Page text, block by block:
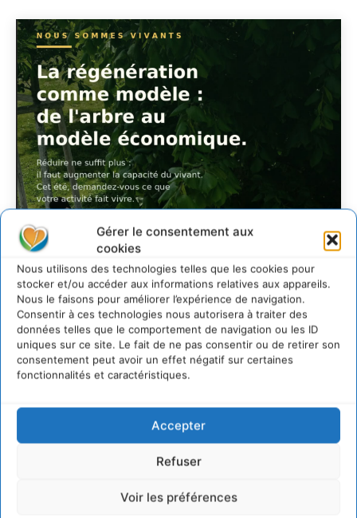
Gérer le consentement aux
cookies
Nous utilisons des technologies telles que les cookies pour
stocker et/ou accéder aux informations relatives aux appareils.
Nous le faisons pour améliorer l’expérience de navigation.
Consentir à ces technologies nous autorisera à traiter des
données telles que le comportement de navigation ou les ID
uniques sur ce site. Le fait de ne pas consentir ou de retirer son
consentement peut avoir un effet négatif sur certaines
fonctionnalités et caractéristiques.
Accepter
Refuser
Voir les préférences
S’inspirer de l’arbre
pour un modèle
économique régénératif
du vivant …